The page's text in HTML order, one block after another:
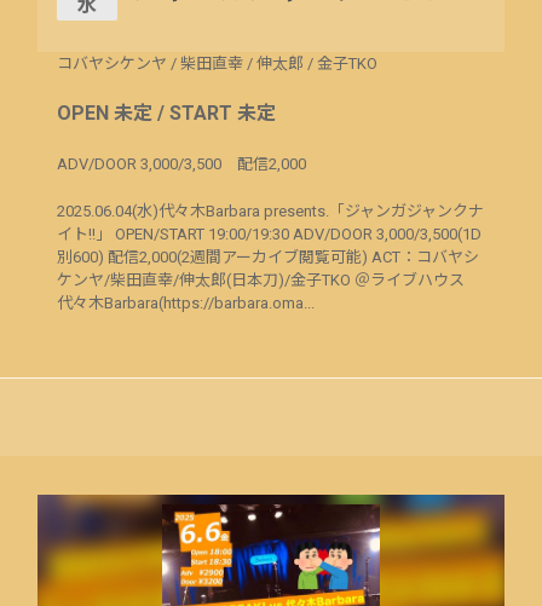
水
コバヤシケンヤ / 柴田直幸 / 伸太郎 / 金子TKO
OPEN 未定 / START 未定
ADV/DOOR 3,000/3,500 配信2,000
2025.06.04(水)代々木Barbara presents.「ジャンガジャンクナ
イト!!」 OPEN/START 19:00/19:30 ADV/DOOR 3,000/3,500(1D
別600) 配信2,000(2週間アーカイブ閲覧可能) ACT：コバヤシ
ケンヤ/柴田直幸/伸太郎(日本刀)/金子TKO ＠ライブハウス
代々木Barbara(https://barbara.oma...